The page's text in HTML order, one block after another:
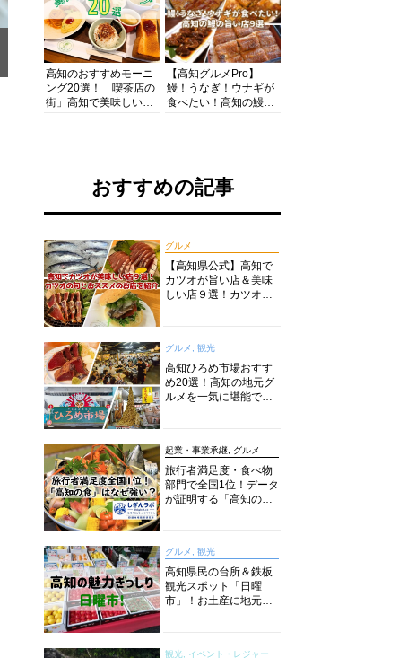
高知のおすすめモーニ
ング20選！「喫茶店の
街」高知で美味しい喫
【高知グルメPro】
鰻！うなぎ！ウナギが
食べたい！高知の鰻の
おすすめの記事
グルメ
【高知県公式】高知で
カツオが旨い店＆美味
しい店９選！カツオの
グルメ, 観光
高知ひろめ市場おすす
め20選！高知の地元グ
ルメを一気に堪能でき
起業・事業承継, グルメ
旅行者満足度・食べ物
部門で全国1位！データ
が証明する「高知の
グルメ, 観光
高知県民の台所＆鉄板
観光スポット「日曜
市」！お土産に地元野
観光, イベント・レジャー